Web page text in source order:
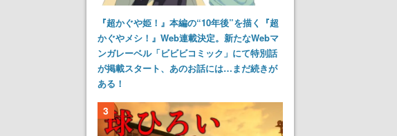
『超かぐや姫！』本編の“10年後”を描く『超
かぐやメシ！』Web連載決定。新たなWebマ
ンガレーベル「ビビビコミック」にて特別話
が掲載スタート、あのお話には…まだ続きが
ある！
3